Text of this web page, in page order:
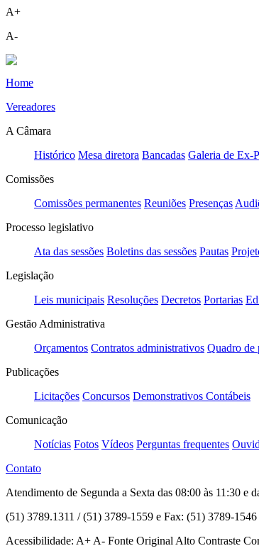
A+
A-
Home
Vereadores
A Câmara
Histórico Mesa diretora Bancadas Galeria de Ex-
Comissões
Comissões permanentes Reuniões Presenças
Processo legislativo
Ata das sessões Boletins das sessões Pautas
Legislação
Leis municipais Resoluções Decretos Portarias
Gestão Administrativa
Orçamentos Contratos administrativos Quadro de
Publicações
Licitações Concursos Demonstrativos Contábeis
Comunicação
Notícias Fotos Vídeos Perguntas frequentes
Contato
Atendimento de Segunda a Sexta das 08:00 às 11:30 e
(51) 3789.1311 / (51) 3789-1559 e Fax: (51) 3789-1546
Acessibilidade: A+ A- Fonte Original Alto Contraste